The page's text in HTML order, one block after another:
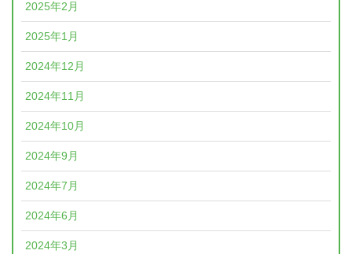
2025年2月
2025年1月
2024年12月
2024年11月
2024年10月
2024年9月
2024年7月
2024年6月
2024年3月